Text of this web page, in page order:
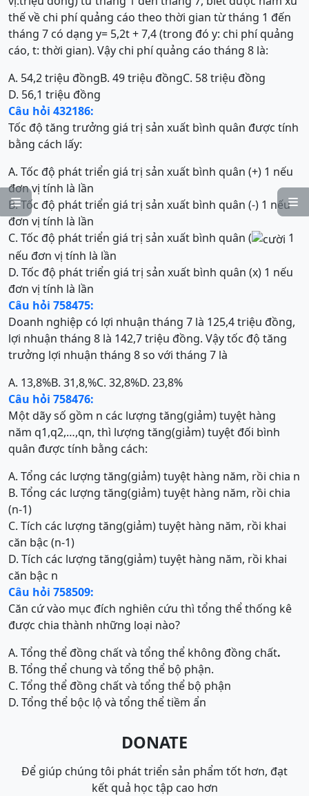


thế về chi phí quảng cáo theo thời gian từ tháng 1 đến
tháng 7 có dạng y= 5,2t + 7,4 (trong đó y: chi phí quảng
cáo, t: thời gian). Vậy chi phí quảng cáo tháng 8 là:
A. 54,2 triệu đồngB. 49 triệu đồngC. 58 triệu đồng
D. 56,1 triệu đồng
Câu hỏi 432186:
Tốc độ tăng trưởng giá trị sản xuất bình quân được tính
bằng cách lấy:
A. Tốc độ phát triển giá trị sản xuất bình quân (+) 1 nếu
đơn vị tính là lần
B. Tốc độ phát triển giá trị sản xuất bình quân (-) 1 nếu
đơn vị tính là lần
C. Tốc độ phát triển giá trị sản xuất bình quân (
1
nếu đơn vị tính là lần
D. Tốc độ phát triển giá trị sản xuất bình quân (x) 1 nếu
đơn vị tính là lần
Câu hỏi 758475:
Doanh nghiệp có lợi nhuận tháng 7 là 125,4 triệu đồng,
lợi nhuận tháng 8 là 142,7 triệu đồng. Vậy tốc độ tăng
trưởng lợi nhuận tháng 8 so với tháng 7 là
A. 13,8%B. 31,8,%C. 32,8%D. 23,8%
Câu hỏi 758476:
Một dãy số gồm n các lượng tăng(giảm) tuyệt hàng
năm q1,q2,…,qn, thì lượng tăng(giảm) tuyệt đối bình
quân được tính bằng cách:
A. Tổng các lượng tăng(giảm) tuyệt hàng năm, rồi chia n
B. Tổng các lượng tăng(giảm) tuyệt hàng năm, rồi chia
(n-1)
C. Tích các lượng tăng(giảm) tuyệt hàng năm, rồi khai
căn bậc (n-1)
D. Tích các lượng tăng(giảm) tuyệt hàng năm, rồi khai
căn bậc n
Câu hỏi 758509:
Căn cứ vào mục đích nghiên cứu thì tổng thể thống kê
được chia thành những loại nào?
A. Tổng thể đồng chất và tổng thể không đồng chất.
B. Tổng thể chung và tổng thể bộ phận.
C. Tổng thể đồng chất và tổng thể bộ phận
D. Tổng thể bộc lộ và tổng thể tiềm ẩn
DONATE
Để giúp chúng tôi phát triển sản phẩm tốt hơn, đạt
kết quả học tập cao hơn